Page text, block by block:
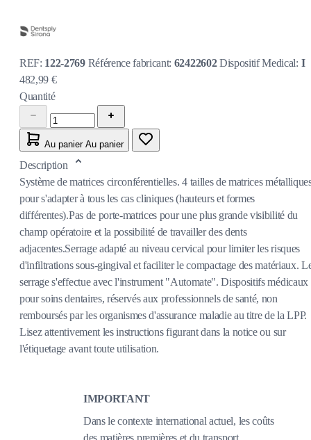
REF: 122-2769 Référence fabricant: 62422602Dispositif Medical: I
482,99 €
Quantité
Au panier Au panier
Description
Système de matrices circonférentielles. 4 tailles de matrices
pour s'adapter à tous les cas cliniques (hauteurs et formes
différentes).Pas de porte-matrices pour une plus grande visibilité du
champ opératoire et la possibilité de travailler des dents
adjacentes.Serrage adapté au niveau cervical pour limiter les risques
d'infiltrations sous-gingival et faciliter le compactage des matériaux.
serrage s'effectue avec l'instrument "Automate". Dispositifs médicaux
pour soins dentaires, réservés aux professionnels de santé, non
remboursés par les organismes d'assurance maladie au titre de la LPP.
Lisez attentivement les instructions figurant dans la notice ou sur
l'étiquetage avant toute utilisation.
IMPORTANT
Dans le contexte international actuel, les coûts
des matières premières et du transport